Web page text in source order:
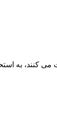
می کنند، به